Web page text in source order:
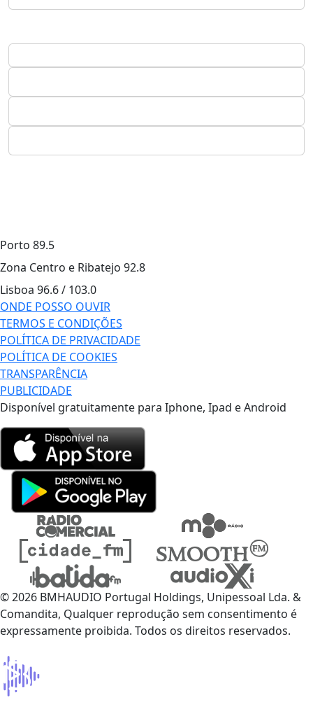
Porto 89.5
Zona Centro e Ribatejo 92.8
Lisboa 96.6 / 103.0
ONDE POSSO OUVIR
TERMOS E CONDIÇÕES
POLÍTICA DE PRIVACIDADE
POLÍTICA DE COOKIES
TRANSPARÊNCIA
PUBLICIDADE
Disponível gratuitamente para Iphone, Ipad e Android
© 2026 BMHAUDIO Portugal Holdings, Unipessoal Lda. &
Comandita, Qualquer reprodução sem consentimento é
expressamente proibida. Todos os direitos reservados.